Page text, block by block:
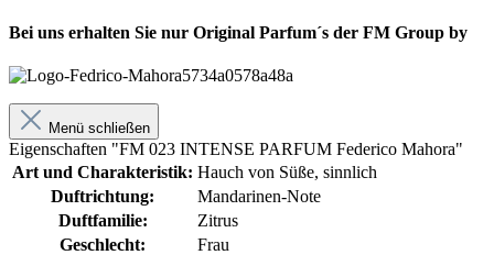
Bei uns erhalten Sie nur Original Parfum´s der FM Group by
Menü schließen
Eigenschaften "FM 023 INTENSE PARFUM Federico Mahora"
Art und Charakteristik: Hauch von Süße, sinnlich
Duftrichtung:
Mandarinen-Note
Duftfamilie:
Zitrus
Geschlecht:
Frau